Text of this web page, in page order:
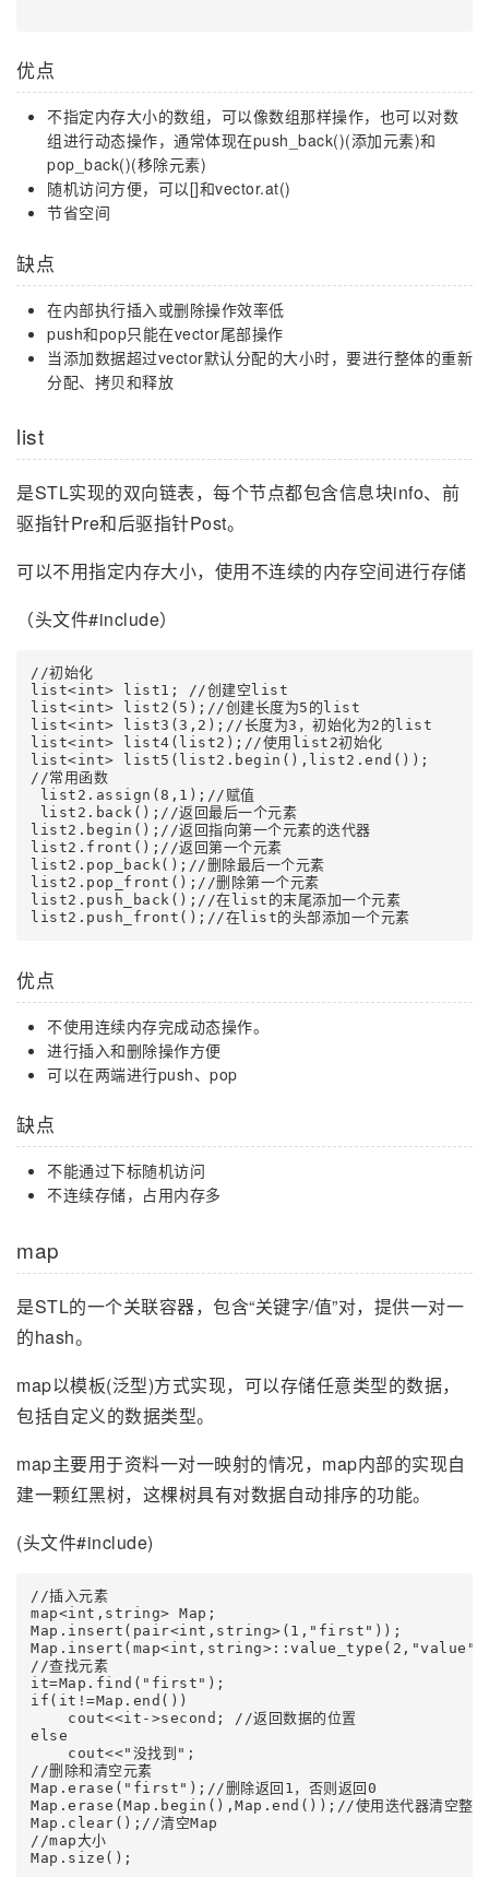
优点
不指定内存大小的数组，可以像数组那样操作，也可以对数
组进行动态操作，通常体现在push_back()(添加元素)和
pop_back()(移除元素)
随机访问方便，可以[]和vector.at()
节省空间
缺点
在内部执行插入或删除操作效率低
push和pop只能在vector尾部操作
当添加数据超过vector默认分配的大小时，要进行整体的重新
分配、拷贝和释放
list
是STL实现的双向链表，每个节点都包含信息块info、前
驱指针Pre和后驱指针Post。
可以不用指定内存大小，使用不连续的内存空间进行存储
（头文件#include）
//初始化
list<int> list1; //创建空list
list<int> list2(5);//创建长度为5的list
list<int> list3(3,2);//长度为3，初始化为2的list
list<int> list4(list2);//使用list2初始化
list<int> list5(list2.begin(),list2.end());
//常用函数
list2.assign(8,1);//赋值
list2.back();//返回最后一个元素
list2.begin();//返回指向第一个元素的迭代器
list2.front();//返回第一个元素
list2.pop_back();//删除最后一个元素
list2.pop_front();//删除第一个元素
list2.push_back();//在list的末尾添加一个元素
优点
不使用连续内存完成动态操作。
进行插入和删除操作方便
可以在两端进行push、pop
缺点
不能通过下标随机访问
不连续存储，占用内存多
map
是STL的一个关联容器，包含“关键字/值”对，提供一对一
的hash。
map以模板(泛型)方式实现，可以存储任意类型的数据，
包括自定义的数据类型。
map主要用于资料一对一映射的情况，map内部的实现自
建一颗红黑树，这棵树具有对数据自动排序的功能。
(头文件#include)
//插入元素
map<int,string> Map;
Map.insert(pair<int,string>(1,"first"));
//查找元素
it=Map.find("first");
if(it!=Map.end())
    cout<<it->second; //返回数据的位置
else
    cout<<"没找到";
//删除和清空元素
Map.erase("first");//删除返回1，否则返回0
Map.erase(Map.begin(),Map.end());//使用迭代器清空整个
Map.clear();//清空Map
//map大小